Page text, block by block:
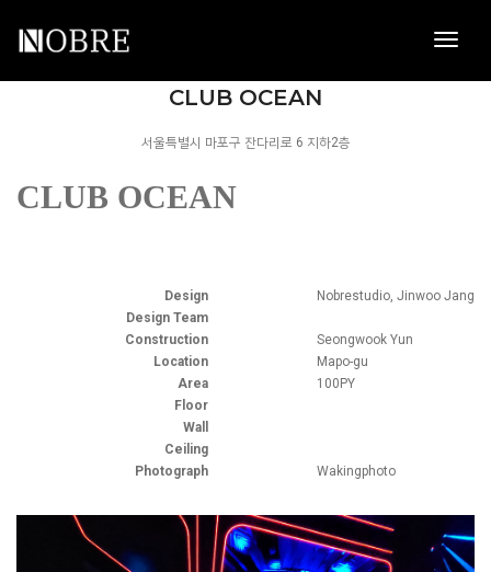
CLUB OCEAN
서울특별시 마포구 잔다리로 6 지하2층
CLUB OCEAN
Design
Design Team
Construction
Location
Area
Floor
Wall
Ceiling
Photograph
Nobrestudio, Jinwoo Jang
Seongwook Yun
Mapo-gu
100PY
Wakingphoto